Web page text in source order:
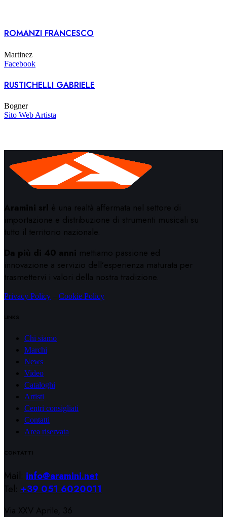
ROMANZI FRANCESCO
Martinez
Facebook
RUSTICHELLI GABRIELE
Bogner
Sito Web Artista
Aramini srl è una realtà affermata nel settore di
importazione e distribuzione di strumenti musicali su
tutto il territorio nazionale.
Da più di 40 anni mettiamo passione ed
innovazione a servizio dell’esperienza maturata per
trasmettervi i valori della nostra tradizione.
Privacy Policy Cookie Policy
LINKS
Chi siamo
Marchi
News
Video
Cataloghi
Artisti
Centri consigliati
Contatti
Area riservata
CONTATTI
Mail: info@aramini.net
Tel: +39 051 6020011
Via XXV Aprile, 36